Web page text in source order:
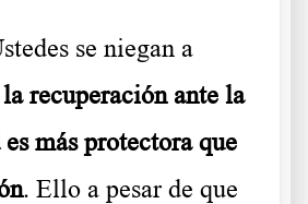
se niegan a
la recuperación ante la
más protectora que
. Ello a pesar de que